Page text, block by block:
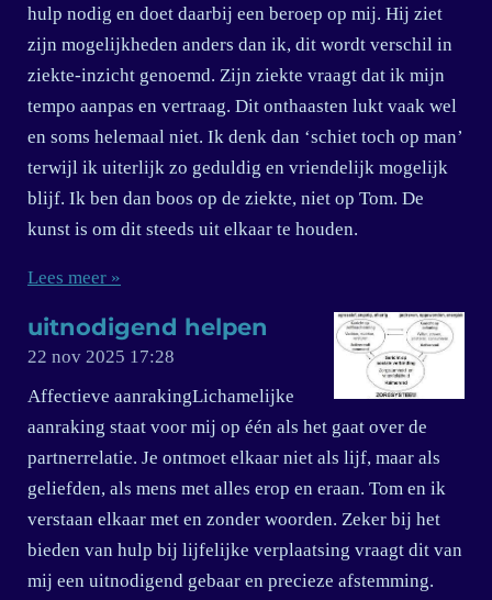
hulp nodig en doet daarbij een beroep op mij. Hij ziet
zijn mogelijkheden anders dan ik, dit wordt verschil in
ziekte-inzicht genoemd. Zijn ziekte vraagt dat ik mijn
tempo aanpas en vertraag. Dit onthaasten lukt vaak wel
en soms helemaal niet. Ik denk dan ‘schiet toch op man’
terwijl ik uiterlijk zo geduldig en vriendelijk mogelijk
blijf. Ik ben dan boos op de ziekte, niet op Tom. De
kunst is om dit steeds uit elkaar te houden.
Lees meer »
uitnodigend helpen
22 nov 2025 17:28
Affectieve aanrakingLichamelijke
aanraking staat voor mij op één als het gaat over de
partnerrelatie. Je ontmoet elkaar niet als lijf, maar als
geliefden, als mens met alles erop en eraan. Tom en ik
verstaan elkaar met en zonder woorden. Zeker bij het
bieden van hulp bij lijfelijke verplaatsing vraagt dit van
mij een uitnodigend gebaar en precieze afstemming.